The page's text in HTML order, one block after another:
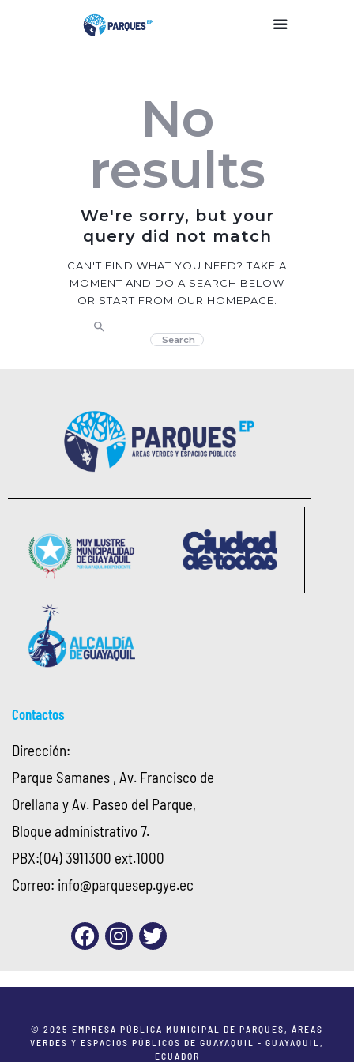
Parques Y Plazas
Participación
Ciudadana
Planificación
Transparencia
Contacto
No
results
We're sorry, but your
query did not match
CAN'T FIND WHAT YOU NEED? TAKE A
MOMENT AND DO A SEARCH BELOW
OR START FROM OUR HOMEPAGE
Contactos
Dirección:
Parque Samanes , Av. Francisco de
Orellana y Av. Paseo del Parque,
Bloque administrativo 7.
PBX:(04) 3911300 ext.1000
Correo: info@parquesep.gye.ec
© 2025 EMPRESA PÚBLICA MUNICIPAL DE PARQUES, ÁREAS
VERDES Y ESPACIOS PÚBLICOS DE GUAYAQUIL - GUAYAQUIL,
ECUADOR